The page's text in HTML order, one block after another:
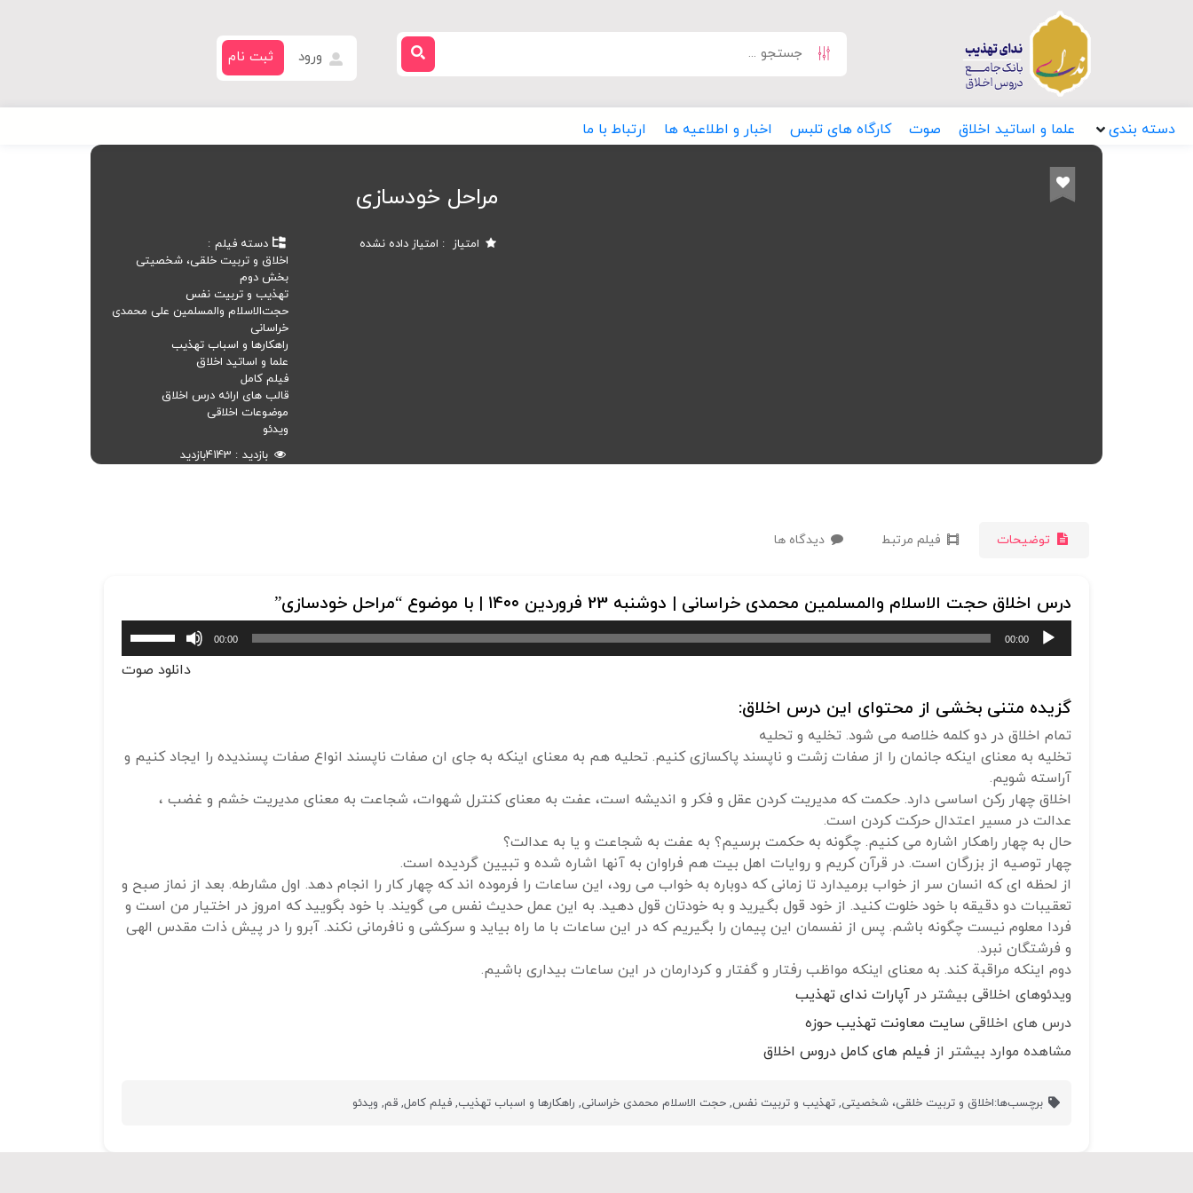
ورود ثبت نام
دسته بندی علما و اساتید اخلاق صوت کارگاه های تلبس اخبار و اطلاعیه ها ارتباط با ما
مراحل خودسازی
امتیاز امتیاز داده نشده
دسته فیلم
اخلاق و تربیت خلقی، شخصیتی
بخش دوم
تهذیب و تربیت نفس
حجت‌الاسلام والمسلمین علی محمدی
خراسانی
راهکارها و اسباب تهذیب
علما و اساتید اخلاق
فیلم کامل
قالب های ارائه درس اخلاق
موضوعات اخلاقی
ویدئو
بازدید
4143بازدید
توضیحات فیلم مرتبط دیدگاه ها
درس اخلاق حجت الاسلام والمسلمین محمدی خراسانی | دوشنبه 23 فروردین ۱۴۰۰ | با موضوع “مراحل خودسازی”
پخش‌کننده
صوت
00:00
00:00
یا
کلیدهای
دانلود صوت
گزیده متنی بخشی از محتوای این درس اخلاق:
تمام اخلاق در دو کلمه خلاصه می شود. تخلیه و تحلیه
تخلیه به معنای اینکه جانمان را از صفات زشت و ناپسند پاکسازی کنیم. تحلیه هم به معنای اینکه به جای ان صفات ناپسند انواع صفات پسندیده را ایجاد کنیم و
آراسته شویم.
اخلاق چهار رکن اساسی دارد. حکمت که مدیریت کردن عقل و فکر و اندیشه است، عفت به معنای کنترل شهوات، شجاعت به معنای مدیریت خشم و غضب ،
عدالت در مسیر اعتدال حرکت کردن است.
حال به چهار راهکار اشاره می کنیم. چگونه به حکمت برسیم؟ به عفت به شجاعت و یا به عدالت؟
چهار توصیه از بزرگان است. در قرآن کریم و روایات اهل بیت هم فراوان به آنها اشاره شده و تبیین گردیده است.
از لحظه ای که انسان سر از خواب برمیدارد تا زمانی که دوباره به خواب می رود، این ساعات را فرموده اند که چهار کار را انجام دهد. اول مشارطه. بعد از نماز صبح و
تعقیبات دو دقیقه با خود خلوت کنید. از خود قول بگیرید و به خودتان قول دهید. به این عمل حدیث نفس می گویند. با خود بگویید که امروز در اختیار من است و
فردا معلوم نیست چگونه باشم. پس از نفسمان این پیمان را بگیریم که در این ساعات با ما راه بیاید و سرکشی و نافرمانی نکند. آبرو را در پیش ذات مقدس الهی
و فرشتگان نبرد.
دوم اینکه مراقبة کند. به معنای اینکه مواظب رفتار و گفتار و کردارمان در این ساعات بیداری باشیم.
ویدئوهای اخلاقی بیشتر در آپارات ندای تهذیب
درس های اخلاقی سایت معاونت تهذیب حوزه
مشاهده موارد بیشتر از فیلم های کامل دروس اخلاق
برچسب‌ها:اخلاق و تربیت خلقی، شخصیتی,تهذیب و تربیت نفس,حجت الاسلام محمدی خراسانی, راهکارها و اسباب تهذیب,فیلم کامل,قم, ویدئو